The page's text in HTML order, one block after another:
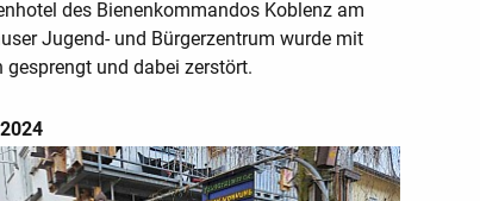
des Bienenkommandos Koblenz am
Jugend- und Bürgerzentrum wurde mit
gesprengt und dabei zerstört.